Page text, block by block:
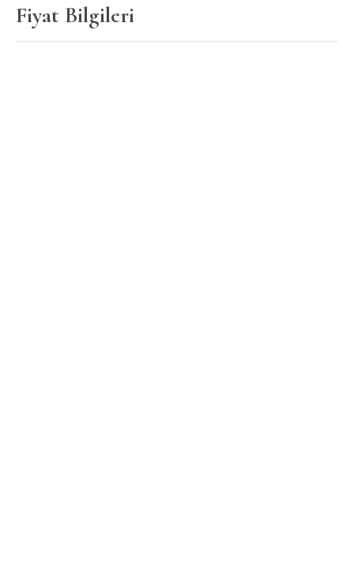
Fiyat Bilgileri